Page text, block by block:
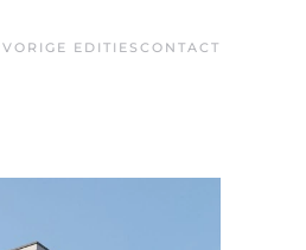
VORIGE EDITIES CONTACT